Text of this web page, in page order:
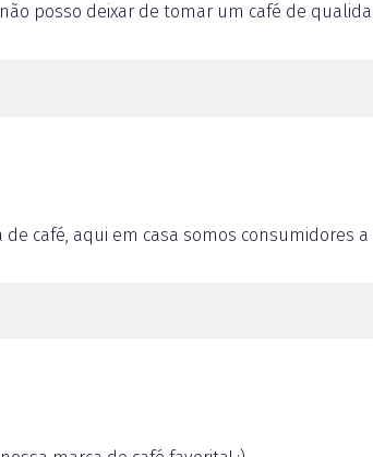
posso deixar de tomar um café de
café, aqui em casa somos consumidores